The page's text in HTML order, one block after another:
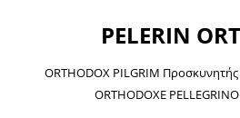
PELERIN
ORTHODOX PILGRIM
ORTHODOXE